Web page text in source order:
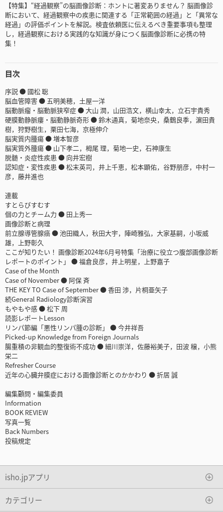
【特集】“経過観察”の脳画像診断：ホントに著変ありません？ 脳画像診
断において、経過観察中の疾患に関連する「正常範囲の経過」と「異常な
経過」の評価ポイントを解説。検査依頼医に伝えるべき重要事項も整理
し，経過観察における実践的な知識が身につく脳画像診断に必携の特
集！
目次
序説 ● 國松 聡
脳血管障害 ● 五明美穂，土屋一洋
脳動脈瘤・脳動脈狭窄症 ● 大山 潤，山田浩文，横山幸太，立石宇貴秀
硬膜動静脈瘻・脳動静脈奇形 ● 鈴木通真，菊地奈央，桑鶴良季，濵田貴
樹，狩野樹生，栗田七海，京極伸介
脳実質内腫瘍 ● 増本智彦
脳実質外腫瘍 ● 山下孝二，栂尾 理，菊地一史，石神康生
脱髄・炎症性疾患 ● 向井宏樹
認知症・変性疾患 ● 松末英司，井上千恵，松本顕佑，谷野朋彦，中村一
彦，藤井進也
連載
すとらびすむす
個の力とチーム力 ● 田上秀一
画像診断と病理
前立腺導管腺癌 ● 池田織人，秋田大宇，陣崎雅弘，大家基嗣，小坂威
雄，上野彰久
ここが知りたい！ 画像診断2024年6月号特集「治療に役立つ腹部画像診断
レポートのポイント」 ● 福倉良彦，井上明星，上野嘉子
Case of the Month
Case of November ● 阿保 斉
THE KEY TO Case of September ● 香田 渉，片桐亜矢子
続General Radiology診断演習
もやもや感 ● 松下 周
読影レポートLesson
リンパ節編「悪性リンパ腫の診断」 ● 今井祥吾
Picked-up Knowledge from Foreign Journals
腸重積の非観血的整復術不成功 ● 細川崇洋，佐藤裕美子，田波 穣，小熊
栄二
Refresher Course
近年の心臓弁膜症における画像診断とのかかわり ● 折居 誠
編集顧問・編集委員
Information
BOOK REVIEW
写真一覧
Back Numbers
投稿規定
isho.jpアプリ
カテゴリー